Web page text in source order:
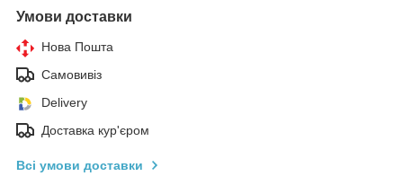
Умови доставки
Нова Пошта
Самовивіз
Delivery
Доставка кур'єром
Всі умови доставки